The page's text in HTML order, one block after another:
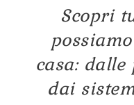
Scopri
casa:
dai